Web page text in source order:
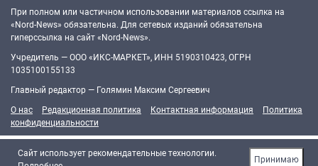
При полном или частичном использовании материалов ссылка на
«Nord-News» обязательна. Для сетевых изданий обязательна
гиперссылка на сайт «Nord-News».
Учредитель — ООО «ИКС-МАРКЕТ», ИНН 5190310423, ОГРН
1035100155133
Главный редактор — Голямин Максим Сергеевич
О нас
Редакционная политика Контактная информация
Политика
конфиденциальности
Cайт использует рекомендательные технологии.
Принимаю